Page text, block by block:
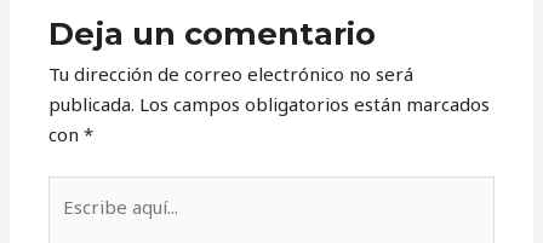
Deja un comentario
Tu dirección de correo electrónico no será
publicada. Los campos obligatorios están marcados
con*
aquí...